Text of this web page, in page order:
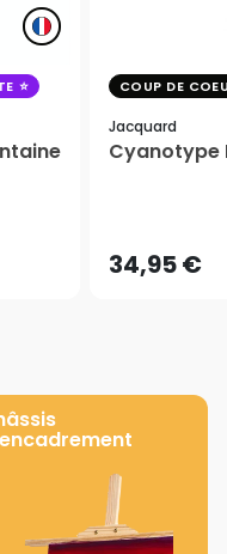
COUP DE
Jacquard
Cyanotype
34,95 €